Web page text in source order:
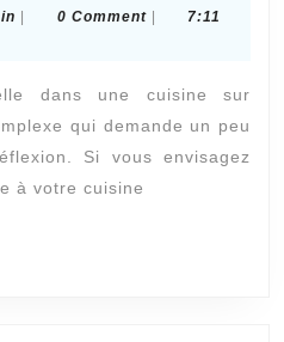
Admin0 Comment
7:11
dans une cuisine sur
qui demande un peu
Si vous envisagez
à votre cuisine